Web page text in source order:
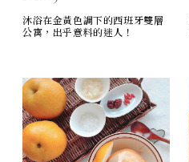
沐浴在金黃色調下的西班牙雙層
公寓，出乎意料的迷人！